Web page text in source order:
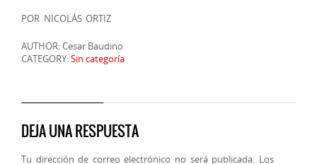
POR NICOLÁS ORTIZ
AUTHOR: Cesar Baudino
CATEGORY:Sin categoría
DEJA UNA RESPUESTA
Tu dirección de correo electrónico no será publicada. Los